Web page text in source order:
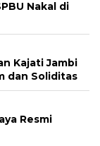
Nakal di
Kajati Jambi
dan Soliditas
Resmi